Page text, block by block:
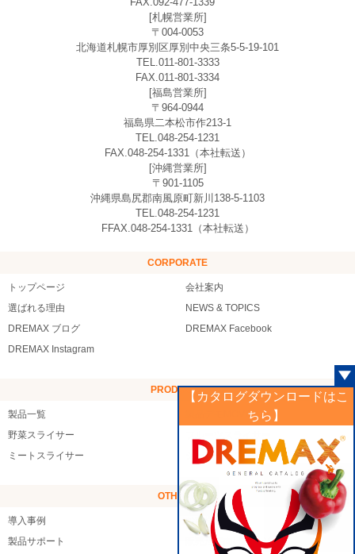
[札幌営業所]
〒004-0053
北海道札幌市厚別区厚別中央三条5-5-19-101
TEL.011-801-3333
FAX.011-801-3334
[福島営業所]
〒964-0944
福島県二本松市作213-1
TEL.048-254-1231
FAX.048-254-1331（本社転送）
[沖縄営業所]
〒901-1105
沖縄県島尻郡南風原町新川138-5-1103
TEL.048-254-1231
FFAX.048-254-1331（本社転送）
CORPORATE
トップページ
会社案内
選ばれる理由
NEWS & TOPICS
DREMAX ブログ
DREMAX Facebook
DREMAX Instagram
PRODUCTS
製品一覧
製品デモMOVIE
野菜スライサー
ミートスライサー
シーフードスライサー
OTHERS
導入事例
お客様の声
製品サポート
販売店様向けページ
【カタログダウンロードはこ
ちら】